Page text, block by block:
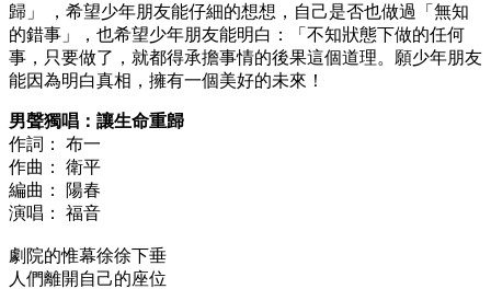
歸」 ，希望少年朋友能仔細的想想，自己是否也做過「無知
的錯事」，也希望少年朋友能明白：「不知狀態下做的任何
事，只要做了，就都得承擔事情的後果這個道理。願少年朋友
能因為明白真相，擁有一個美好的未來！
男聲獨唱：讓生命重歸
作詞： 布一
作曲： 衛平
編曲： 陽春
演唱： 福音
劇院的惟幕徐徐下垂
人們離開自己的座位